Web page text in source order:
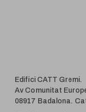
Edifici CATT Gremi.
Av Comunitat
08917 Badalona.